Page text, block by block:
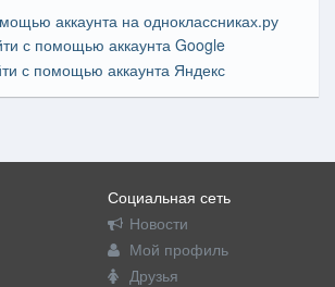
Социальная сеть
Новости
Мой профиль
Друзья